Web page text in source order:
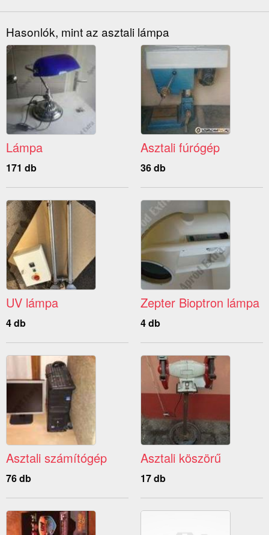
Hasonlók, mint az asztali lámpa
Lámpa
171 db
Asztali fúrógép
36 db
UV lámpa
4 db
Zepter Bioptron lámpa
4 db
Asztali számítógép
76 db
Asztali köszörű
17 db